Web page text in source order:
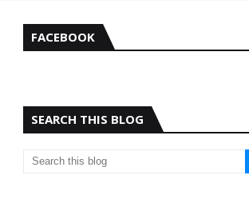
FACEBOOK
SEARCH THIS BLOG